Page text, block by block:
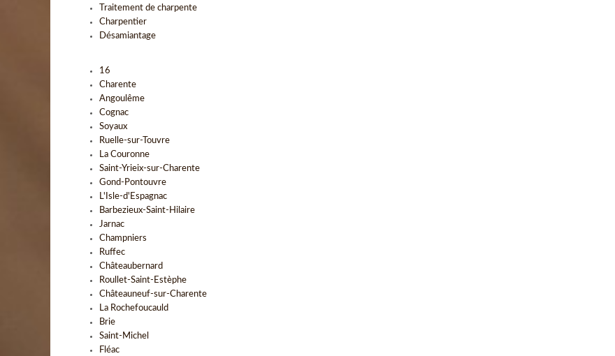
Traitement de charpente
Charpentier
Désamiantage
16
Charente
Angoulême
Cognac
Soyaux
Ruelle-sur-Touvre
La Couronne
Saint-Yrieix-sur-Charente
Gond-Pontouvre
L'Isle-d'Espagnac
Barbezieux-Saint-Hilaire
Jarnac
Champniers
Ruffec
Châteaubernard
Roullet-Saint-Estèphe
Châteauneuf-sur-Charente
La Rochefoucauld
Brie
Saint-Michel
Fléac